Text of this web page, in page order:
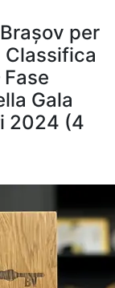
per
Classifica
Gala
2024 (4